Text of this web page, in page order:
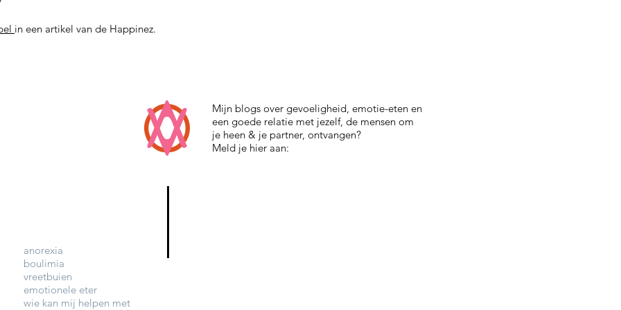
in een artikel van de Happinez.
Mijn blogs over gevoeligheid, emotie-eten en
een goede relatie met jezelf, de mensen om
je heen & je partner, ontvangen?
Meld je hier aan:
anorexia
boulimia
vreetbuien
emotionele eter
wie kan mij helpen met